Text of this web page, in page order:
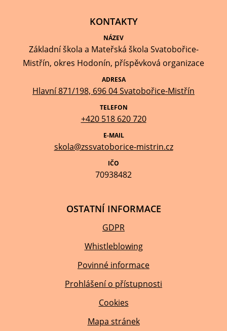
KONTAKTY
NÁZEV
Základní škola a Mateřská škola Svatobořice-
Mistřín, okres Hodonín, příspěvková organizace
ADRESA
Hlavní 871/198, 696 04 Svatobořice-Mistřín
TELEFON
+420 518 620 720
E-MAIL
skola@zssvatoborice-mistrin.cz
IČO
70938482
OSTATNÍ INFORMACE
GDPR
Whistleblowing
Povinné informace
Prohlášení o přístupnosti
Cookies
Mapa stránek